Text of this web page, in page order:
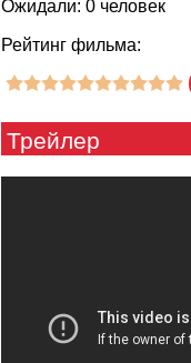
Ожидали: 0 человек
Рейтинг фильма:
Трейлер